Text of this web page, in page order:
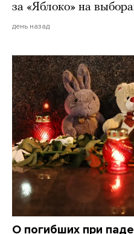
за «Яблоко» на
день назад
О погибших при